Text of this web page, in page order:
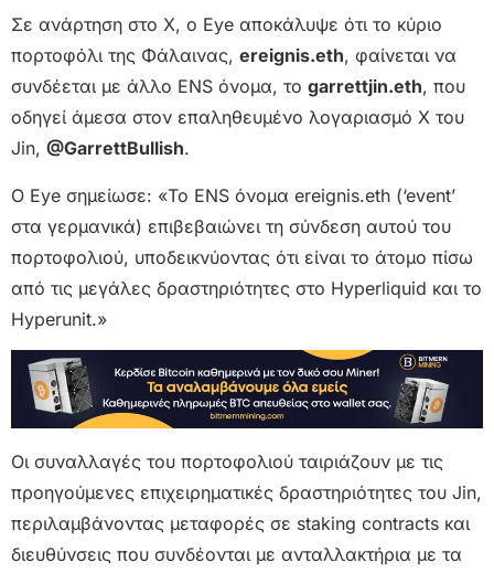
Σε ανάρτηση στο X, ο Eye αποκάλυψε ότι το κύριο
πορτοφόλι της Φάλαινας, ereignis.eth, φαίνεται να
συνδέεται με άλλο ENS όνομα, το garrettjin.eth, που
οδηγεί άμεσα στον επαληθευμένο λογαριασμό X του
Jin, @GarrettBullish.
Ο Eye σημείωσε: «Το ENS όνομα ereignis.eth (‘event’
στα γερμανικά) επιβεβαιώνει τη σύνδεση αυτού του
πορτοφολιού, υποδεικνύοντας ότι είναι το άτομο πίσω
από τις μεγάλες δραστηριότητες στο Hyperliquid και το
Hyperunit.»
Οι συναλλαγές του πορτοφολιού ταιριάζουν με τις
προηγούμενες επιχειρηματικές δραστηριότητες του Jin,
περιλαμβάνοντας μεταφορές σε staking contracts και
διευθύνσεις που συνδέονται με ανταλλακτήρια με τα